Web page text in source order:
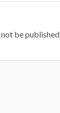
be published.